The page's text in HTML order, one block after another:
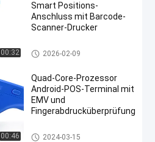
00:32
Smart Positions-
Anschluss mit Barcode-
Scanner-Drucker
Android Positions-Anschluss
2026-02-09
00:46
Quad-Core-Prozessor
Android-POS-Terminal mit
EMV und
Fingerabdrucküberprüfung
Android Positions-Anschluss
2024-03-15